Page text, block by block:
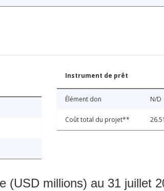
Instrument de prêt
Élément don N/D
Coût total du projet** 26.51
(USD millions) au 31 juillet